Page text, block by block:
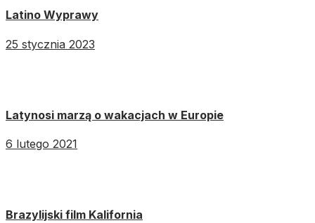
Latino Wyprawy
25 stycznia 2023
Latynosi marzą o wakacjach w Europie
6 lutego 2021
Brazylijski film Kalifornia